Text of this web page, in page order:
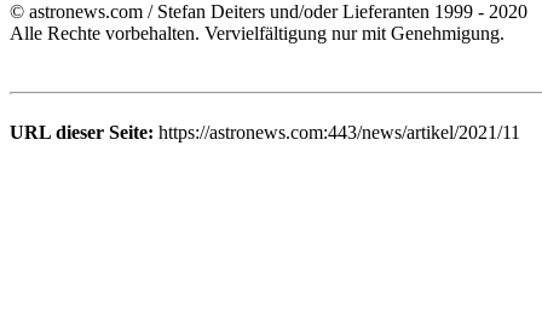
© astronews.com / Stefan Deiters und/oder Lieferanten 1999 - 2020
Alle Rechte vorbehalten. Vervielfältigung nur mit Genehmigung.
URL dieser Seite: https://astronews.com:443/news/artikel/2021/11